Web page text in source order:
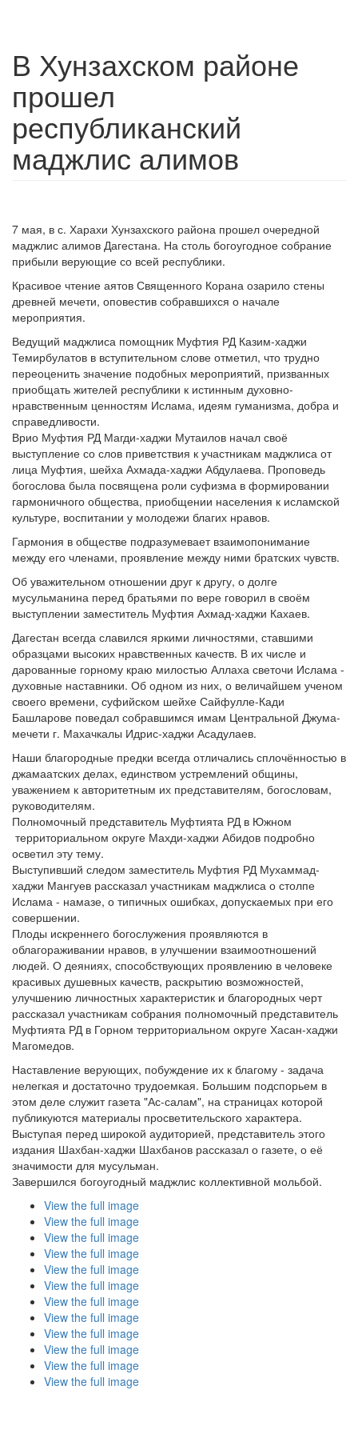
В Хунзахском районе
прошел
республиканский
маджлис алимов
7 мая, в с. Харахи Хунзахского района прошел очередной
маджлис алимов Дагестана. На столь богоугодное собрание
прибыли верующие со всей республики.
Красивое чтение аятов Священного Корана озарило стены
древней мечети, оповестив собравшихся о начале
мероприятия.
Ведущий маджлиса помощник Муфтия РД Казим-хаджи
Темирбулатов в вступительном слове отметил, что трудно
переоценить значение подобных мероприятий, призванных
приобщать жителей республики к истинным духовно-
нравственным ценностям Ислама, идеям гуманизма, добра и
справедливости.
Врио Муфтия РД Магди-хаджи Мутаилов начал своё
выступление со слов приветствия к участникам маджлиса от
лица Муфтия, шейха Ахмада-хаджи Абдулаева. Проповедь
богослова была посвящена роли суфизма в формировании
гармоничного общества, приобщении населения к исламской
культуре, воспитании у молодежи благих нравов.
Гармония в обществе подразумевает взаимопонимание
между его членами, проявление между ними братских чувств.
Об уважительном отношении друг к другу, о долге
мусульманина перед братьями по вере говорил в своём
выступлении заместитель Муфтия Ахмад-хаджи Кахаев.
Дагестан всегда славился яркими личностями, ставшими
образцами высоких нравственных качеств. В их числе и
дарованные горному краю милостью Аллаха светочи Ислама -
духовные наставники. Об одном из них, о величайшем ученом
своего времени, суфийском шейхе Сайфулле-Кади
Башларове поведал собравшимся имам Центральной Джума-
мечети г. Махачкалы Идрис-хаджи Асадулаев.
Наши благородные предки всегда отличались сплочённостью в
джамаатских делах, единством устремлений общины,
уважением к авторитетным их представителям, богословам,
руководителям.
Полномочный представитель Муфтията РД в Южном
территориальном округе Махди-хаджи Абидов подробно
осветил эту тему.
Выступивший следом заместитель Муфтия РД Мухаммад-
хаджи Мангуев рассказал участникам маджлиса о столпе
Ислама - намазе, о типичных ошибках, допускаемых при его
совершении.
Плоды искреннего богослужения проявляются в
облагораживании нравов, в улучшении взаимоотношений
людей. О деяниях, способствующих проявлению в человеке
красивых душевных качеств, раскрытию возможностей,
улучшению личностных характеристик и благородных черт
рассказал участникам собрания полномочный представитель
Муфтията РД в Горном территориальном округе Хасан-хаджи
Магомедов.
Наставление верующих, побуждение их к благому - задача
нелегкая и достаточно трудоемкая. Большим подспорьем в
этом деле служит газета "Ас-салам", на страницах которой
публикуются материалы просветительского характера.
Выступая перед широкой аудиторией, представитель этого
издания Шахбан-хаджи Шахбанов рассказал о газете, о её
значимости для мусульман.
Завершился богоугодный маджлис коллективной мольбой.
View the full image
View the full image
View the full image
View the full image
View the full image
View the full image
View the full image
View the full image
View the full image
View the full image
View the full image
View the full image